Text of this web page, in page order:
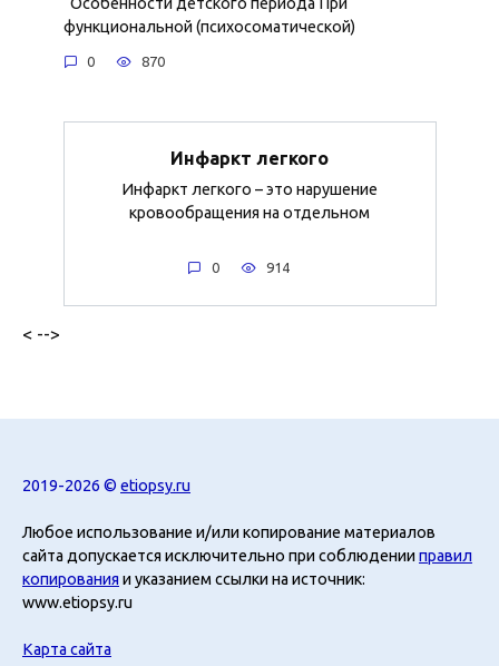
функциональной (психосоматической)
0 870
Инфаркт легкого
Инфаркт легкого – это нарушение
кровообращения на отдельном
0 914
< -->
2019-2026 © etiopsy.ru
Любое использование и/или копирование материалов
сайта допускается исключительно при соблюденииправил
копирования и указанием ссылки на источник:
www.etiopsy.ru
Карта сайта